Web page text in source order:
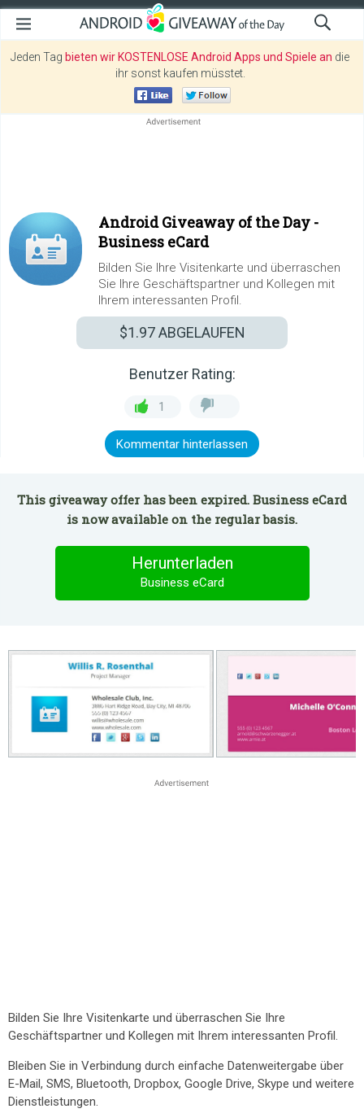
Jeden Tag bieten wir KOSTENLOSE Android Apps und Spiele an die
ihr sonst kaufen müsstet.
Android Giveaway of the Day -
Business eCard
Bilden Sie Ihre Visitenkarte und überraschen
Sie Ihre Geschäftspartner und Kollegen mit
Ihrem interessanten Profil.
$1.97ABGELAUFEN
Benutzer Rating:
1
Kommentar hinterlassen
This giveaway offer has been expired. Business eCard
is now available on the regular basis.
Herunterladen
Business eCard
Bilden Sie Ihre Visitenkarte und überraschen Sie Ihre
Geschäftspartner und Kollegen mit Ihrem interessanten Profil.
Bleiben Sie in Verbindung durch einfache Datenweitergabe über
E-Mail, SMS, Bluetooth, Dropbox, Google Drive, Skype und weitere
Dienstleistungen.